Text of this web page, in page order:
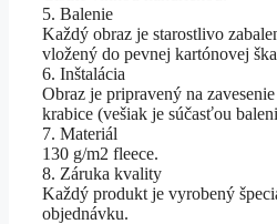
5. Balenie
Každý obraz je starostlivo
vložený do pevnej kartónovej
6. Inštalácia
Obraz je pripravený na
krabice (vešiak je súčasťou
7. Materiál
130 g/m2 fleece.
8. Záruka kvality
Každý produkt je vyrobený
objednávku.